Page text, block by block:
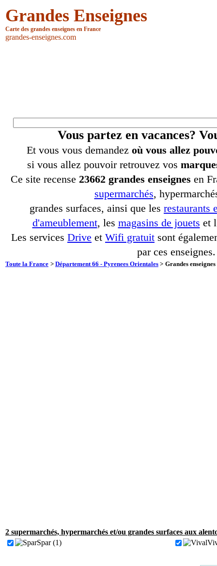
Grandes Enseignes
Carte des grandes enseignes en France
grandes-enseignes.com
Vous partez en vacances?
Et vous vous demandez où vous allez
si vous allez pouvoir retrouvez vos
Ce site recense 23662 grandes enseignes en
supermarchés,
grandes surfaces, ainsi que les restaurants
d'ameublement, les magasins de jouets et
Les services Drive et Wifi gratuit sont
par ces enseignes.
Toute la France > Département 66 - Pyrenees Orientales > Grandes
2 supermarchés, hypermarchés et/ou grandes surfaces aux
Spar (1)